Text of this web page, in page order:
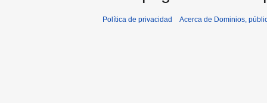
Política de privacidad Acerca de Dominios,